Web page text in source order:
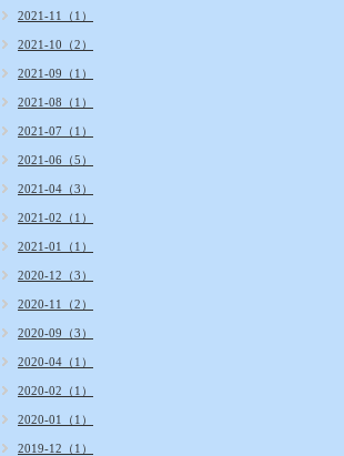
2021-11（1）
2021-10（2）
2021-09（1）
2021-08（1）
2021-07（1）
2021-06（5）
2021-04（3）
2021-02（1）
2021-01（1）
2020-12（3）
2020-11（2）
2020-09（3）
2020-04（1）
2020-02（1）
2020-01（1）
2019-12（1）